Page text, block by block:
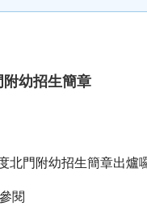
幼招生簡章
北門附幼招生簡章出爐
閱